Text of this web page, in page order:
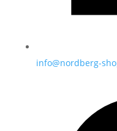
info@nordberg-